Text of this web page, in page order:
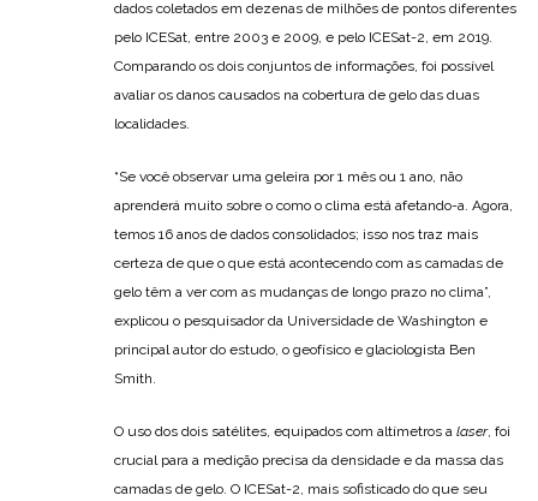
dados coletados em dezenas de milhões de pontos diferentes
pelo ICESat, entre 2003 e 2009, e pelo ICESat-2, em 2019.
Comparando os dois conjuntos de informações, foi possível
avaliar os danos causados na cobertura de gelo das duas
localidades.
“Se você observar uma geleira por 1 mês ou 1 ano, não
aprenderá muito sobre o como o clima está afetando-a. Agora,
temos 16 anos de dados consolidados; isso nos traz mais
certeza de que o que está acontecendo com as camadas de
gelo têm a ver com as mudanças de longo prazo no clima”,
explicou o pesquisador da Universidade de Washington e
principal autor do estudo, o geofísico e glaciologista Ben
Smith.
O uso dos dois satélites, equipados com altímetros a laser, foi
crucial para a medição precisa da densidade e da massa das
camadas de gelo. O ICESat-2, mais sofisticado do que seu